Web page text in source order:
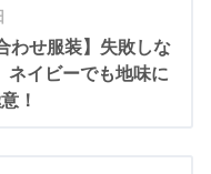
わせ服装】失敗しな
ネイビーでも地味に
！